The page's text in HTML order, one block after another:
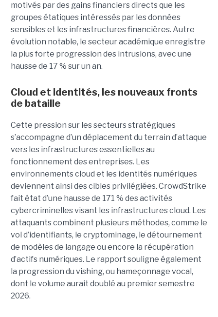
motivés par des gains financiers directs que les
groupes étatiques intéressés par les données
sensibles et les infrastructures financières. Autre
évolution notable, le secteur académique enregistre
la plus forte progression des intrusions, avec une
hausse de 17 % sur un an.
Cloud et identités, les nouveaux fronts
de bataille
Cette pression sur les secteurs stratégiques
s’accompagne d’un déplacement du terrain d’attaque
vers les infrastructures essentielles au
fonctionnement des entreprises. Les
environnements cloud et les identités numériques
deviennent ainsi des cibles privilégiées. CrowdStrike
fait état d’une hausse de 171 % des activités
cybercriminelles visant les infrastructures cloud. Les
attaquants combinent plusieurs méthodes, comme le
vol d’identifiants, le cryptominage, le détournement
de modèles de langage ou encore la récupération
d’actifs numériques. Le rapport souligne également
la progression du vishing, ou hameçonnage vocal,
dont le volume aurait doublé au premier semestre
2026.